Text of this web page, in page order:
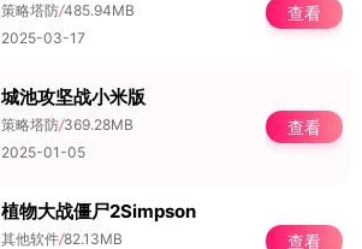
策略塔防/485.94MB
2025-03-17
查看
城池攻坚战小米版
策略塔防/369.28MB
2025-01-05
查看
植物大战僵尸2Simpson
其他软件/82.13MB
查看